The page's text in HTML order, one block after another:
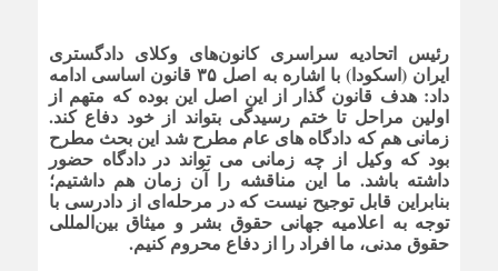
رئیس اتحادیه سراسری کانون‌های وکلای دادگستری
ایران (اسکودا) با اشاره به اصل ۳۵ قانون اساسی ادامه
داد: هدف قانون گذار از این اصل این بوده که متهم از
اولین مراحل تا ختم رسیدگی بتواند از خود دفاع کند.
زمانی هم که دادگاه های عام مطرح شد این بحث مطرح
بود که وکیل از چه زمانی می تواند در دادگاه حضور
داشته باشد. ما این مناقشه را آن زمان هم داشتیم؛
بنابراین قابل توجیح نیست که در مرحله‌ای از دادرسی با
توجه به اعلامیه جهانی حقوق بشر و میثاق بین‌المللی
حقوق مدنی، ما افراد را از دفاع محروم کنیم.